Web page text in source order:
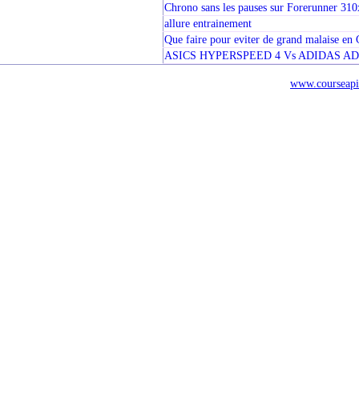
Chrono sans les pauses sur Forerunner
allure entrainement
Que faire pour eviter de grand malaise en
ASICS HYPERSPEED 4 Vs ADIDAS